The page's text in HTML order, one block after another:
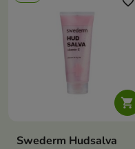

Swederm Hudsalva